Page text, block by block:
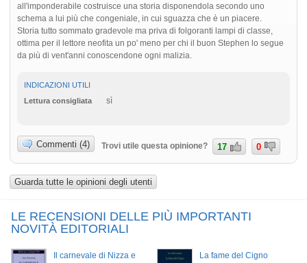
all'imponderabile costruisce una storia disponendola secondo uno
schema a lui più che congeniale, in cui sguazza che è un piacere.
Storia tutto sommato gradevole ma priva di folgoranti lampi di classe,
ottima per il lettore neofita un po' meno per chi il buon Stephen lo segue
da più di vent'anni conoscendone ogni malizia.
INDICAZIONI UTILI
Lettura consigliata
sì
Commenti (4) Trovi utile questa opinione? 17 0
Guarda tutte le opinioni degli utenti
LE RECENSIONI DELLE PIÙ IMPORTANTI
NOVITÀ EDITORIALI
Il carnevale di Nizza e
La fame del Cigno